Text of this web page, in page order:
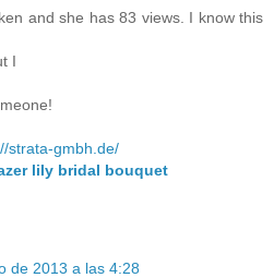
and she has 83 views. I know this
I
strata-gmbh.de/
lily bridal bouquet
de 2013 a las 4:28